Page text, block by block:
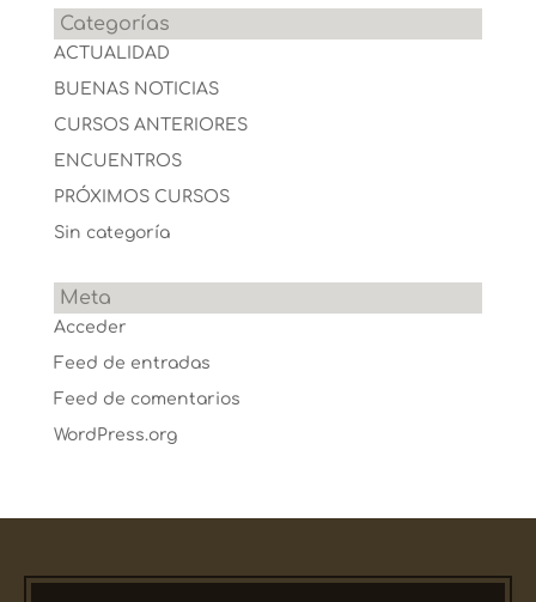
Categorías
ACTUALIDAD
BUENAS NOTICIAS
CURSOS ANTERIORES
ENCUENTROS
PRÓXIMOS CURSOS
Sin categoría
Meta
Acceder
Feed de entradas
Feed de comentarios
WordPress.org